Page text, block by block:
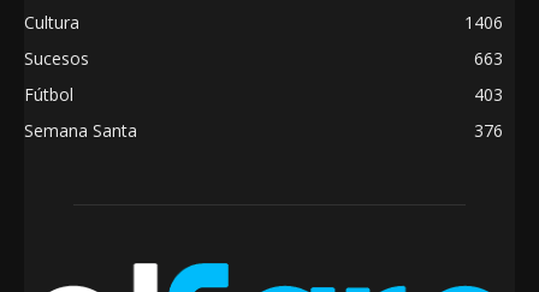
Cultura
1406
Sucesos
663
Fútbol
403
Semana Santa
376